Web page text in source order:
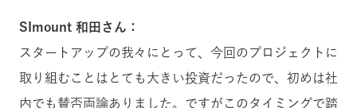
SImount 和田さん：
スタートアップの我々にとって、今回のプロジェクトに
取り組むことはとても大きい投資だったので、初めは社
内でも賛否両論ありました。ですがこのタイミングで踏